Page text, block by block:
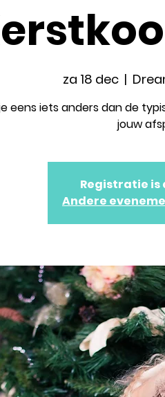
za 18 dec
  |
eens iets anders dan de
jouw
Registratie is
Andere